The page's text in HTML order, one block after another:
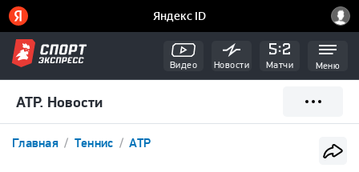
Видео Новости Матчи Меню
ATP. Новости
Главная Теннис ATP